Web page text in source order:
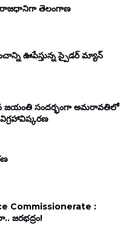
రాజధానిగా తెలంగాణ
ఊపేస్తున్న స్పైడర్ మ్యాన్
జయంతి సందర్భంగా అమరావతిలో
విగ్రహావిష్కరణ
Commissionerate :
జరభద్రం!